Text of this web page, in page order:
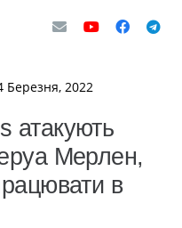
Березня, 2022
атакують
Мерлен,
в